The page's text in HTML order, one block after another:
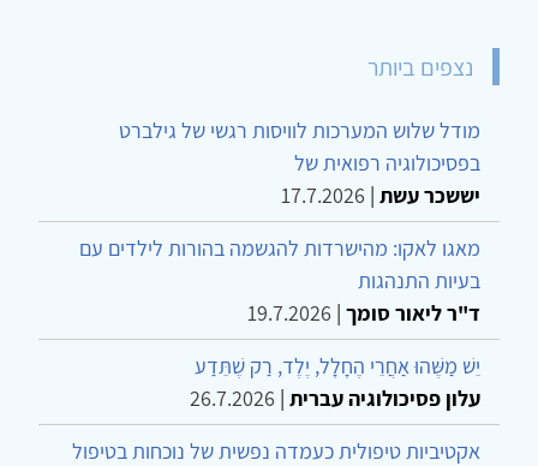
נצפים ביותר
מודל שלוש המערכות לוויסות רגשי של גילברט
בפסיכולוגיה רפואית של
יששכר עשת |
17.7.2026
מאגו לאקו: מהישרדות להגשמה בהורות לילדים עם
בעיות התנהגות
ד"ר ליאור סומך |
19.7.2026
יֵשׁ מַשֶּׁהוּ אַחֲרֵי הֶחָלָל, יֶלֶד, רַק שֶׁתֵּדַע
עלון פסיכולוגיה עברית |
26.7.2026
אקטיביות טיפולית כעמדה נפשית של נוכחות בטיפול